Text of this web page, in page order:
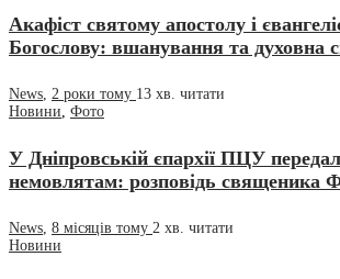
Акафіст святому апостолу і
Богослову: вшанування та духовна
News 2 роки тому 13 хв. читати
Новини Фото
У Дніпровській єпархії ПЦУ
немовлятам: розповідь священика
News 8 місяців тому 2 хв. читати
Новини